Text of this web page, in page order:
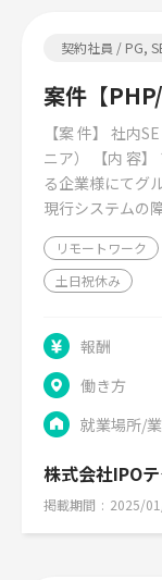
契約社員 / PG,
案件【
【案 件】 社内
ニア） 【内 容
る企業様にてグ
現行システムの
リモートワーク
土日祝休み
報酬
働き方
就業場所/
株式会社IPO
掲載期間 2025/